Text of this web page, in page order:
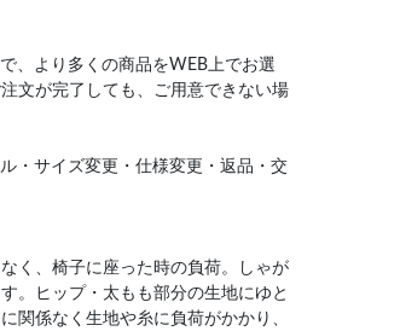
、より多くの商品をWEB上でお選
文が完了しても、ご用意できない場
・サイズ変更・仕様変更・返品・交
く、椅子に座った時の負荷。しゃが
。ヒップ・太もも部分の生地にゆと
関係なく生地や糸に負荷がかかり、